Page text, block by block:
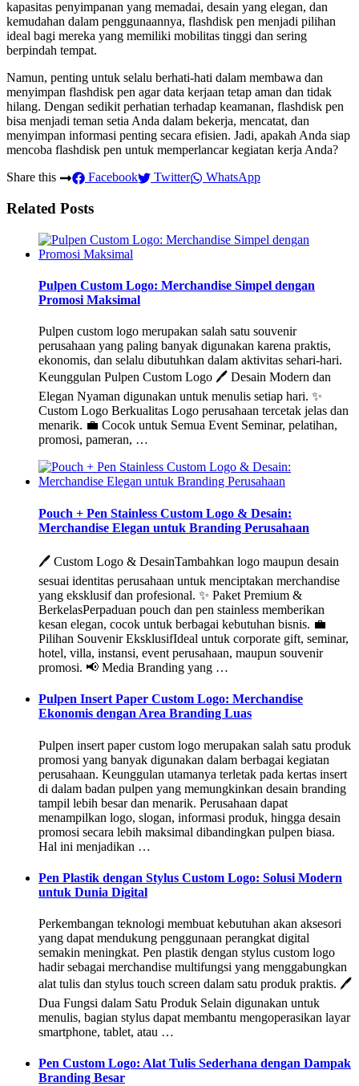
kapasitas penyimpanan yang memadai, desain yang elegan, dan
kemudahan dalam penggunaannya, flashdisk pen menjadi pilihan
ideal bagi mereka yang memiliki mobilitas tinggi dan sering
berpindah tempat.
Namun, penting untuk selalu berhati-hati dalam membawa dan
menyimpan flashdisk pen agar data kerjaan tetap aman dan tidak
hilang. Dengan sedikit perhatian terhadap keamanan, flashdisk pen
bisa menjadi teman setia Anda dalam bekerja, mencatat, dan
menyimpan informasi penting secara efisien. Jadi, apakah Anda siap
mencoba flashdisk pen untuk memperlancar kegiatan kerja Anda?
Share this
Facebook Twitter WhatsApp
Related Posts
Pulpen Custom Logo: Merchandise Simpel dengan
Promosi Maksimal
Pulpen custom logo merupakan salah satu souvenir
perusahaan yang paling banyak digunakan karena praktis,
ekonomis, dan selalu dibutuhkan dalam aktivitas sehari-hari.
Keunggulan Pulpen Custom Logo 🖊️ Desain Modern dan
Elegan Nyaman digunakan untuk menulis setiap hari. ✨
Custom Logo Berkualitas Logo perusahaan tercetak jelas dan
menarik. 💼 Cocok untuk Semua Event Seminar, pelatihan,
promosi, pameran, …
Pouch + Pen Stainless Custom Logo & Desain:
Merchandise Elegan untuk Branding Perusahaan
🖊️ Custom Logo & DesainTambahkan logo maupun desain
sesuai identitas perusahaan untuk menciptakan merchandise
yang eksklusif dan profesional. ✨ Paket Premium &
BerkelasPerpaduan pouch dan pen stainless memberikan
kesan elegan, cocok untuk berbagai kebutuhan bisnis. 💼
Pilihan Souvenir EksklusifIdeal untuk corporate gift, seminar,
hotel, villa, instansi, event perusahaan, maupun souvenir
promosi. 📢 Media Branding yang …
Pulpen Insert Paper Custom Logo: Merchandise
Ekonomis dengan Area Branding Luas
Pulpen insert paper custom logo merupakan salah satu produk
promosi yang banyak digunakan dalam berbagai kegiatan
perusahaan. Keunggulan utamanya terletak pada kertas insert
di dalam badan pulpen yang memungkinkan desain branding
tampil lebih besar dan menarik. Perusahaan dapat
menampilkan logo, slogan, informasi produk, hingga desain
promosi secara lebih maksimal dibandingkan pulpen biasa.
Hal ini menjadikan …
Pen Plastik dengan Stylus Custom Logo: Solusi Modern
untuk Dunia Digital
Perkembangan teknologi membuat kebutuhan akan aksesori
yang dapat mendukung penggunaan perangkat digital
semakin meningkat. Pen plastik dengan stylus custom logo
hadir sebagai merchandise multifungsi yang menggabungkan
alat tulis dan stylus touch screen dalam satu produk praktis. 🖊️
Dua Fungsi dalam Satu Produk Selain digunakan untuk
menulis, bagian stylus dapat membantu mengoperasikan layar
smartphone, tablet, atau …
Pen Custom Logo: Alat Tulis Sederhana dengan Dampak
Branding Besar